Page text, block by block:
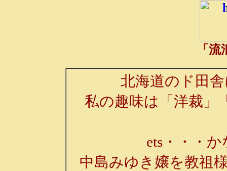
「
北海道のド田
私の趣味は「洋裁」
ets・・・
中島みゆき嬢を教祖